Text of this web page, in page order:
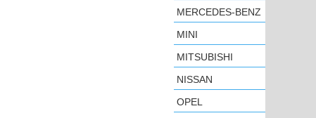
MERCEDES-BENZ
MINI
MITSUBISHI
NISSAN
OPEL